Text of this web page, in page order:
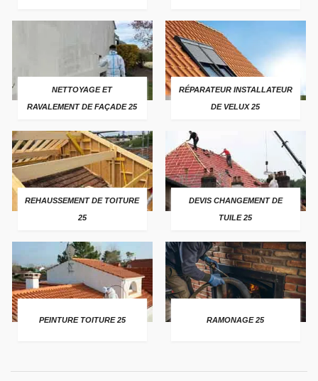
NETTOYAGE ET
RAVALEMENT DE FAÇADE 25
RÉPARATEUR INSTALLATEUR
DE VELUX 25
REHAUSSEMENT DE TOITURE
25
DEVIS CHANGEMENT DE
TUILE 25
PEINTURE TOITURE 25 RAMONAGE 25